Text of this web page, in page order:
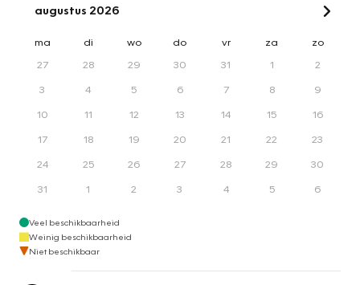
augustus 2026
ma di wo do vr za
zo
27
28 29 30 31 1
2
3
4 5 6 7 8
9
10
11 12 13 14 15
16
17
18 19 20 21 22
23
24
25 26 27 28 29
30
31
1 2 3 4 5 6
Veel beschikbaarheid
Weinig beschikbaarheid
Niet beschikbaar